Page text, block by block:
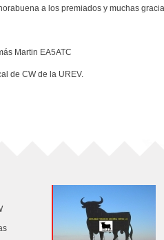
a los premiados y muchas
Martin EA5ATC
de CW de la UREV.